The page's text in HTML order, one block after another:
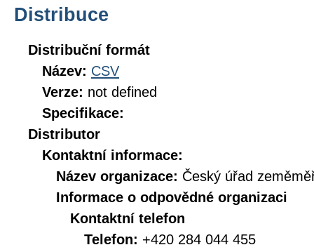
Distribuce
Distribuční formát
Název: CSV
Verze: not defined
Specifikace:
Distributor
Kontaktní informace:
Název organizace: Český úřad
Informace o odpovědné organizaci
Kontaktní telefon
Telefon: +420 284 044 455